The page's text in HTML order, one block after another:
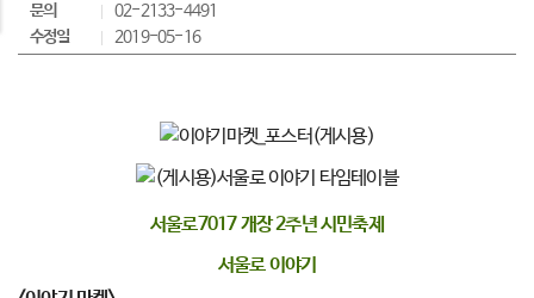
문의
02-2133-4491
수정일
2019-05-16
서울로7017 개장 2주년 시민축제
서울로 이야기